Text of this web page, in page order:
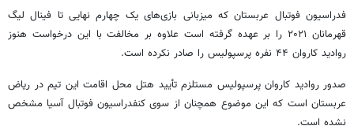
فدراسیون فوتبال عربستان که میزبانی بازی‌های یک چهارم نهایی تا فینال لیگ
قهرمانان ۲۰۲۱ را بر عهده گرفته است علاوه بر مخالفت با این درخواست هنوز
روادید کاروان ۴۴ نفره پرسپولیس را صادر نکرده است.
صدور روادید کاروان پرسپولیس مستلزم تأیید هتل محل اقامت این تیم در ریاض
عربستان است که این موضوع همچنان از سوی کنفدراسیون فوتبال آسیا مشخص
نشده است.